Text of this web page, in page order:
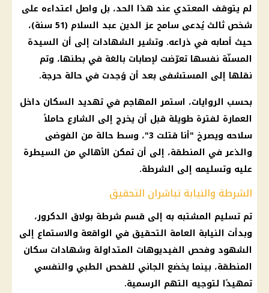
لم يتوقف المعتدي عند هذا الحد، بل واصل اعتداءه على
شخص ثالث يُدعى سامح عز الدين عبد السلام (51 سنة)،
حيث أصابه في ذراعه. وتشير الشهادات إلى أن السيدة
المسنّة نفسها تعرّضت لإصابات بالغة في بطنها، وتم
نقلها إلى المستشفى بعد أن وُجدت في حالة حرجة.
بحسب الروايات، استمر المهاجم في تهديد السكان داخل
العمارة لفترة طويلة قبل أن يخرج إلى الشارع حاملاً
سلاحه ويصرخ "أنا قتلت 3"، وسط حالة من الفوضى
والذعر في المنطقة، إلى أن تمكن الأهالي من السيطرة
عليه وتسليمه إلى الشرطة.
الشرطة والنيابة تباشران التحقيق
تم تسليم المشتبه به إلى قسم شرطة بولاق الدكرور،
وبدأت النيابة العامة التحقيق في الواقعة والاستماع إلى
الشهود وفحص الفيديوهات المتداولة وشهادات سكان
المنطقة، بينما يخضع الجاني للفحص الطبي والنفسي
تمهيدًا لتوجيه التهم الرسمية.